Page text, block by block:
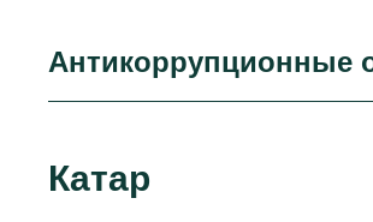
Антикоррупционные
Катар